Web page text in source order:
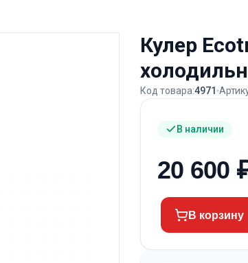
Кулер
Код товара:4971
В наличии
20 600
В корзину